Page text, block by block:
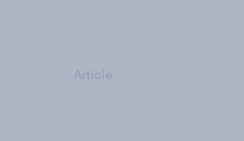
Article